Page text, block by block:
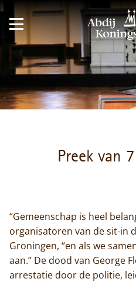
Preek van
“Gemeenschap is heel
organisatoren van de sit-in
Groningen, “en als we
aan.” De dood van George
arrestatie door de politie,